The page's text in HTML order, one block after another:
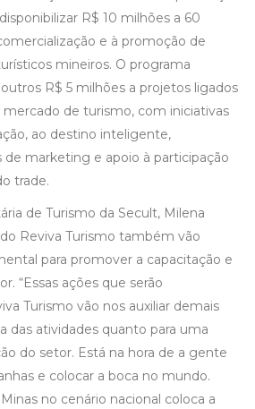
R$ 10 milhões a 60
e à promoção de
mineiros. O programa
R$ 5 milhões a projetos ligados
de turismo, com iniciativas
ao destino inteligente,
de marketing e apoio à participação
trade.
de Turismo da Secult, Milena
Reviva Turismo também vão
para promover a capacitação e
“Essas ações que serão
Turismo vão nos auxiliar demais
das atividades quanto para uma
do setor. Está na hora de a gente
e colocar a boca no mundo.
no cenário nacional coloca a